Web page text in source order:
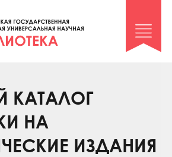
и сельдерей»
архив»
КАТАЛОГ
НА
ИЗДАНИЯ